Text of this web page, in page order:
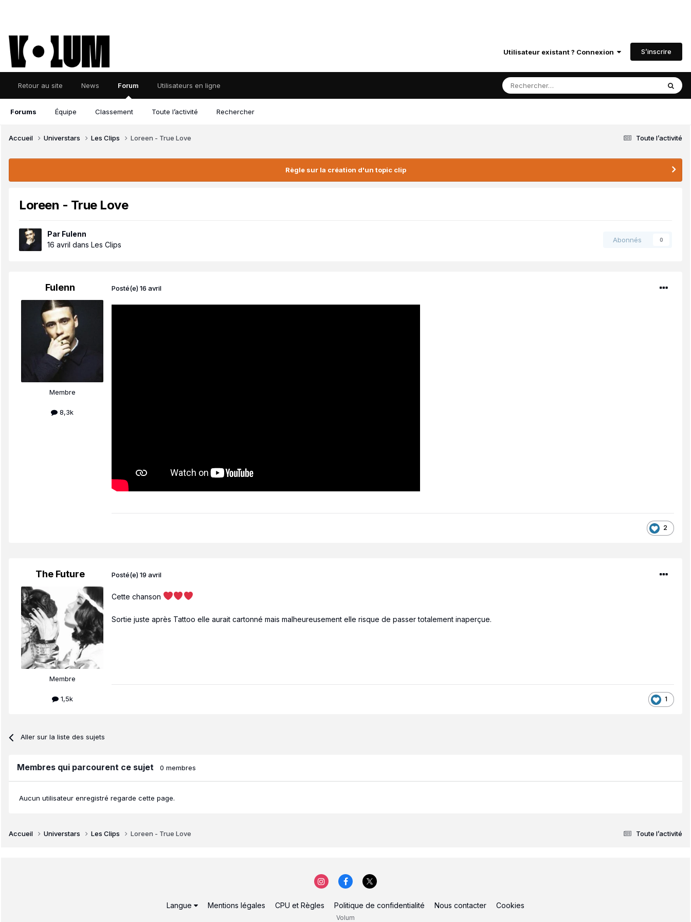
Utilisateur existant ? Connexion S’inscrire
Retour au site News Forum
Forums Équipe Classement Toute l’activité Rechercher
Utilisateurs en ligne
Toute l’activité
Accueil Universtars Les Clips Loreen - True Love
Règle sur la création d'un topic clip
Loreen - True Love
Par Fulenn
16 avril dans Les Clips
Abonnés 0
Fulenn
Membre
8,3k
Posté(e)16 avril
2
The Future
Membre
1,5k
Posté(e)19 avril
Cette chanson
Sortie juste après Tattoo elle aurait cartonné mais malheureusement elle risque de passer totalement inaperçue.
1
Aller sur la liste des sujets
Membres qui parcourent ce sujet 0 membres
Aucun utilisateur enregistré regarde cette page.
Toute l’activité
Accueil Universtars Les Clips Loreen - True Love
Langue Mentions légales CPU et Règles Politique de confidentialité Nous contacter Cookies
Volum